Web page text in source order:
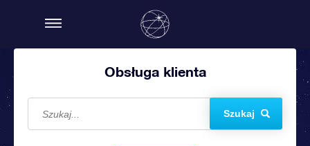
Obsługa klienta
Szukaj